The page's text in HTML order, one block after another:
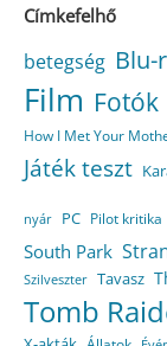
Címkefelhő
betegség Blu-
Film Fotók
How I Met Your
Játék teszt
nyár PC Pilot kritika
South Park
Szilveszter Tavasz
Tomb